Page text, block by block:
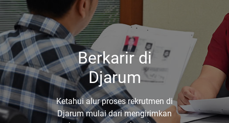
Berkarir di
Djarum
Ketahui alur proses rekrutmen di
Djarum mulai dari mengirimkan